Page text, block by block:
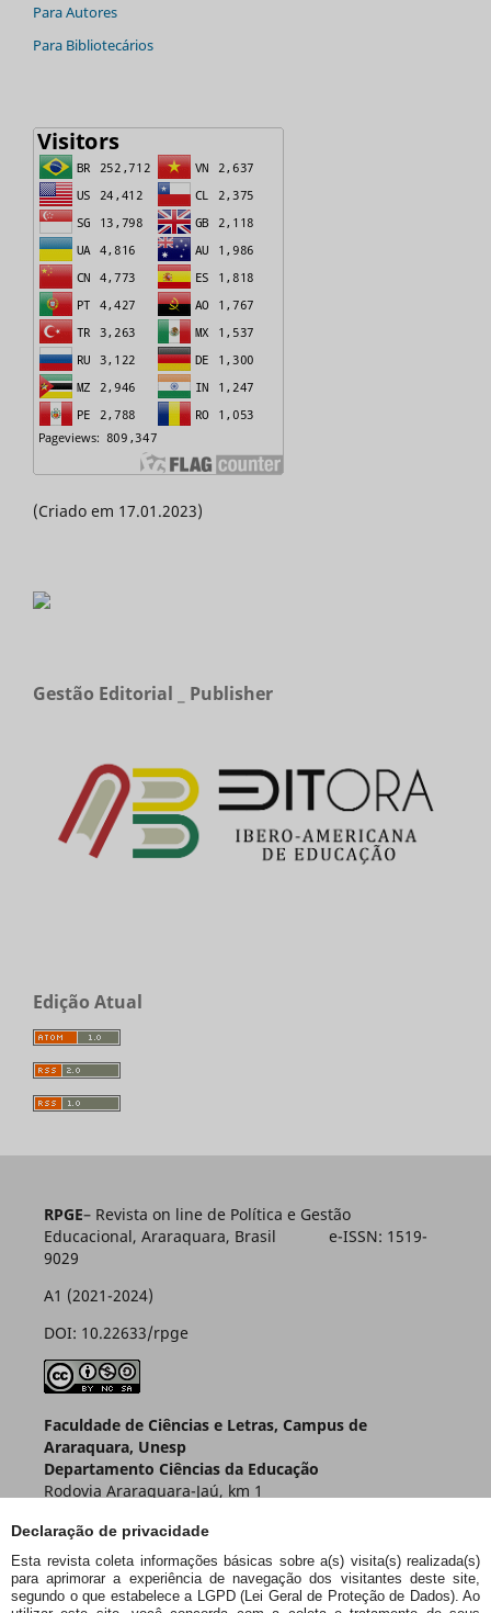
Declaração de privacidade
Esta revista coleta informações básicas sobre a(s) visita(s) realizada(s)
para aprimorar a experiência de navegação dos visitantes deste site,
segundo o que estabelece a LGPD (Lei Geral de Proteção de Dados). Ao
Para Autores
Para Bibliotecários
(Criado em 17.01.2023)
Gestão Editorial _ Publisher
Edição Atual
RPGE– Revista on line de Política e Gestão
Educacional, Araraquara, Brasil e-ISSN: 1519-
9029
A1 (2021-2024)
DOI: 10.22633/rpge
Faculdade de Ciências e Letras, Campus de
Araraquara, Unesp
Departamento Ciências da Educação
Rodovia Araraquara-Jaú, km 1
Araraquara – SP – Brasil